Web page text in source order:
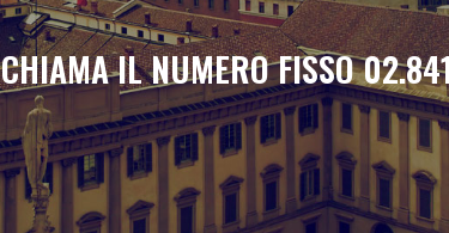
CHIAMA IL NUMERO FISSO